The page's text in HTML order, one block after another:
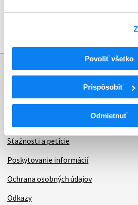
Povoliť všetko
Prispôsobiť
Odmietnuť
Informácie
Aktuality
Sťažnosti a petície
Poskytovanie informácií
Ochrana osobných údajov
Odkazy